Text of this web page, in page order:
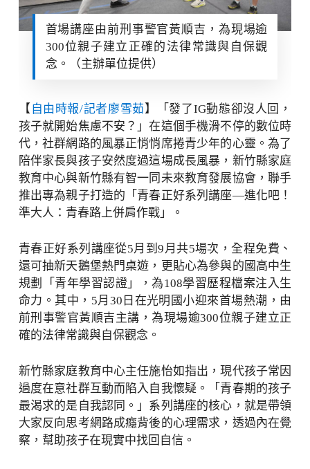
首場講座由前刑事警官黃順吉，為現場逾
300位親子建立正確的法律常識與自保觀
念。（主辦單位提供）
【 自由時報/記者廖雪茹】「發了IG動態卻沒人回，
孩子就開始焦慮不安？」在這個手機滑不停的數位時
代，社群網路的風暴正悄悄席捲青少年的心靈。為了
陪伴家長與孩子安然度過這場成長風暴，新竹縣家庭
教育中心與新竹縣有智一同未來教育發展協會，聯手
推出專為親子打造的「青春正好系列講座—進化吧！
準大人：青春路上併肩作戰」。
青春正好系列講座從5月到9月共5場次，全程免費、
還可抽新天鵝堡熱門桌遊，更貼心為參與的國高中生
規劃「青年學習認證」，為108學習歷程檔案注入生
命力。其中，5月30日在光明國小迎來首場熱潮，由
前刑事警官黃順吉主講，為現場逾300位親子建立正
確的法律常識與自保觀念。
新竹縣家庭教育中心主任施怡如指出，現代孩子常因
過度在意社群互動而陷入自我懷疑。「青春期的孩子
最渴求的是自我認同。」系列講座的核心，就是帶領
大家反向思考網路成癮背後的心理需求，透過內在覺
察，幫助孩子在現實中找回自信。